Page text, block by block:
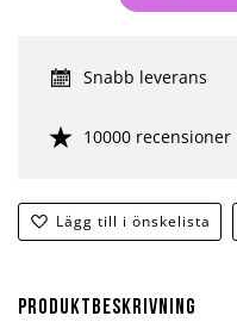
Lägg till i önskelista
Snabb leverans
10000 recensioner
Produktbeskrivning